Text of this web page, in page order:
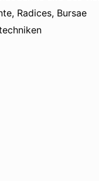
Radices, Bursae